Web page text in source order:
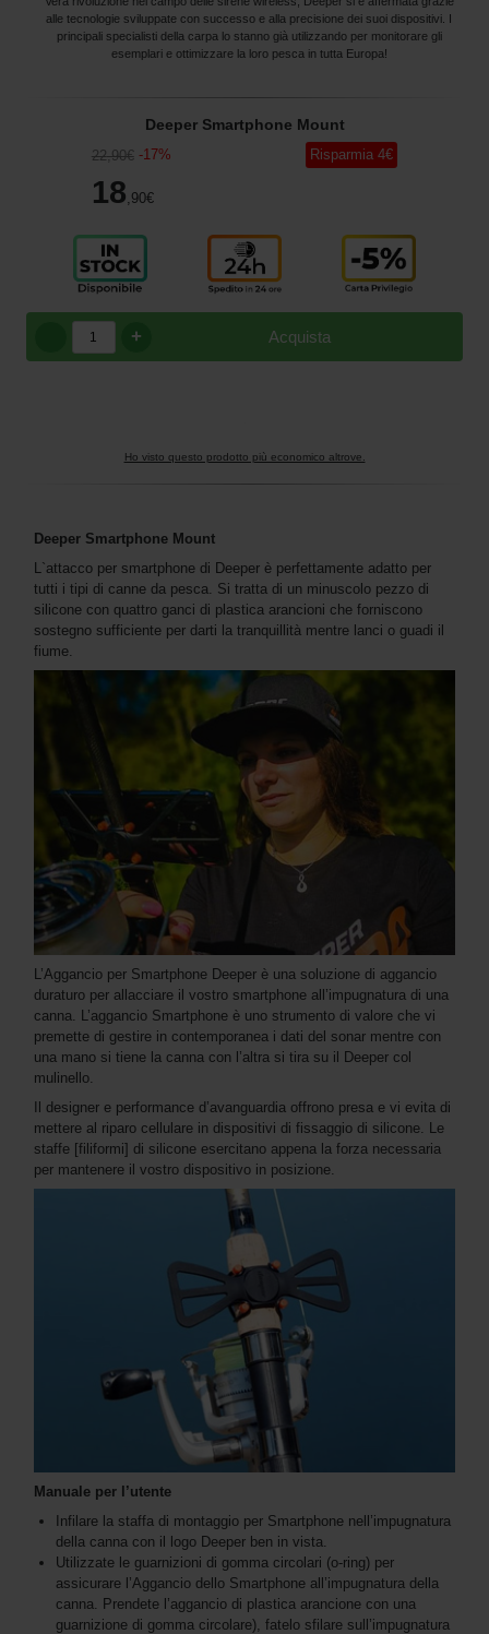
alle tecnologie sviluppate con successo e alla precisione dei suoi dispositivi. I
principali specialisti della carpa lo stanno già utilizzando per monitorare gli
esemplari e ottimizzare la loro pesca in tutta Europa!
Deeper Smartphone Mount
22,90€ -17%
18 ,90€
Risparmia 4€
Acquista
+
Ho visto questo prodotto più economico altrove.
Deeper Smartphone Mount
L`attacco per smartphone di Deeper è perfettamente adatto per
tutti i tipi di canne da pesca. Si tratta di un minuscolo pezzo di
silicone con quattro ganci di plastica arancioni che forniscono
sostegno sufficiente per darti la tranquillità mentre lanci o guadi il
fiume.
L’Aggancio per Smartphone Deeper è una soluzione di aggancio
duraturo per allacciare il vostro smartphone all’impugnatura di una
canna. L’aggancio Smartphone è uno strumento di valore che vi
premette di gestire in contemporanea i dati del sonar mentre con
una mano si tiene la canna con l’altra si tira su il Deeper col
mulinello.
Il designer e performance d’avanguardia offrono presa e vi evita di
mettere al riparo cellulare in dispositivi di fissaggio di silicone. Le
staffe [filiformi] di silicone esercitano appena la forza necessaria
per mantenere il vostro dispositivo in posizione.
Manuale per l’utente
Infilare la staffa di montaggio per Smartphone nell’impugnatura
della canna con il logo Deeper ben in vista.
Utilizzate le guarnizioni di gomma circolari (o-ring) per
assicurare l’Aggancio dello Smartphone all’impugnatura della
canna. Prendete l’aggancio di plastica arancione con una
guarnizione di gomma circolare), fatelo sfilare sull’impugnatura